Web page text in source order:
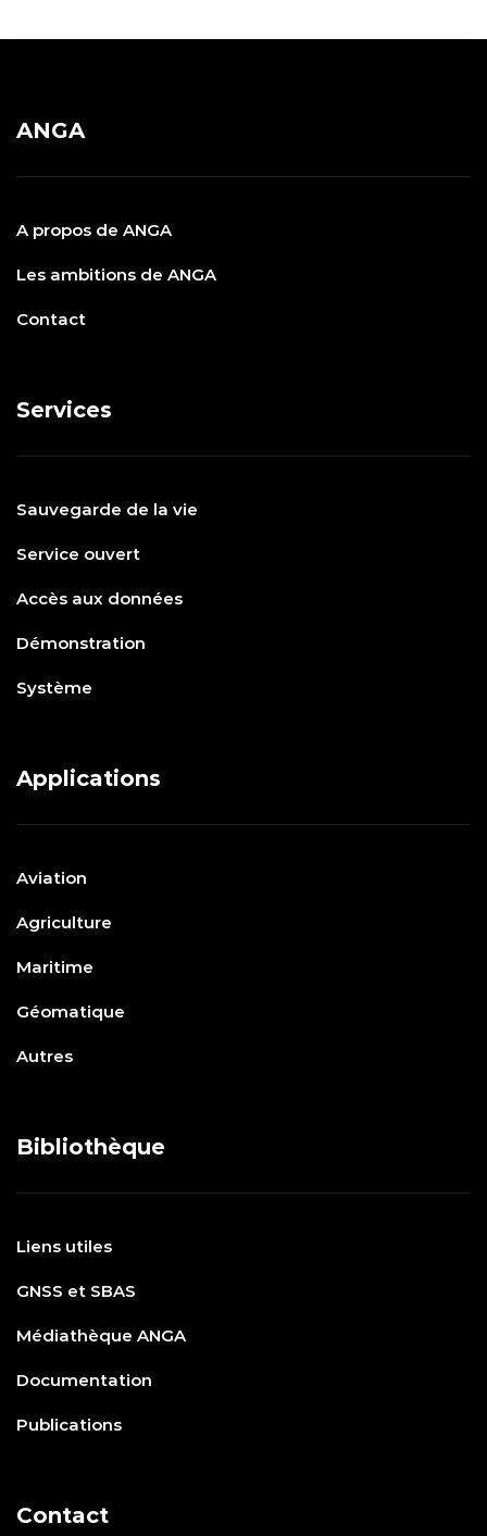
ANGA
A propos de ANGA
Les ambitions de ANGA
Contact
Services
Sauvegarde de la vie
Service ouvert
Accès aux données
Démonstration
Système
Applications
Aviation
Agriculture
Maritime
Géomatique
Autres
Bibliothèque
Liens utiles
GNSS et SBAS
Médiathèque ANGA
Documentation
Publications
Contact